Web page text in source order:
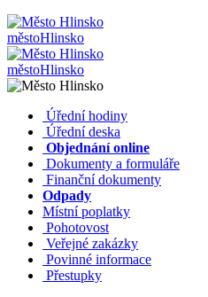
městoHlinsko
městoHlinsko
Úřední hodiny
Úřední deska
Objednání online
Dokumenty a formuláře
Finanční dokumenty
Odpady
Místní poplatky
Pohotovost
Veřejné zakázky
Povinné informace
Přestupky